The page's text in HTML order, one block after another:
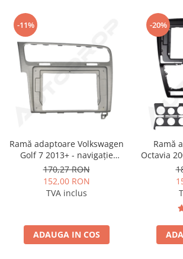
-11%
Ramă adaptoare Volkswagen
Golf 7 2013+ - navigație
Android 10.1″, montaj dedicat
170,27 RON
152,00 RON
TVA inclus
ADAUGA IN COS
-20%
Ramă
Octavia
Android